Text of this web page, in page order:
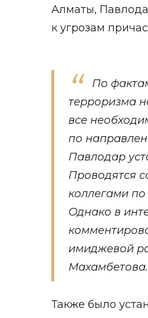
Алматы,
к угрозам
По
терроризма
все
по
Павлодар
Проводятся
коллегами
Однако в
имиджевой
Махамбетова.
Также было